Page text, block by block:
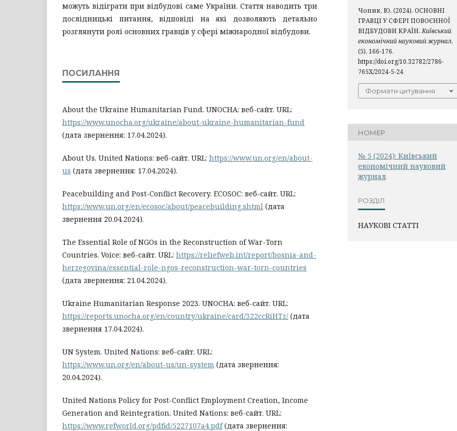
можуть відіграти при відбудові саме України. Стаття наводить три
дослідницькі питання, відповіді на які дозволяють детально
розглянути ролі основних гравців у сфері міжнародної відбудови.
ПОСИЛАННЯ
About the Ukraine Humanitarian Fund. UNOCHA: веб-сайт. URL:
https://www.unocha.org/ukraine/about-ukraine-humanitarian-fund
(дата звернення: 17.04.2024).
About Us. United Nations: веб-сайт. URL: https://www.un.org/en/about-
us (дата звернення: 17.04.2024).
Peacebuilding and Post-Conflict Recovery. ECOSOC: веб-сайт. URL:
https://www.un.org/en/ecosoc/about/peacebuilding.shtml (дата
звернення 20.04.2024).
The Essential Role of NGOs in the Reconstruction of War-Torn
Countries. Voice: веб-сайт. URL: https://reliefweb.int/report/bosnia-and-
herzegovina/essential-role-ngos-reconstruction-war-torn-countries
(дата звернення: 21.04.2024).
Ukraine Humanitarian Response 2023. UNOCHA: веб-сайт. URL:
https://reports.unocha.org/en/country/ukraine/card/322ccRiHTz/ (дата
звернення 17.04.2024).
UN System. United Nations: веб-сайт. URL:
https://www.un.org/en/about-us/un-system (дата звернення:
20.04.2024).
United Nations Policy for Post-Conflict Employment Creation, Income
Generation and Reintegration. United Nations: веб-сайт. URL:
https://www.refworld.org/pdfid/5227107a4.pdf(дата звернення:
Чопик, Ю. (2024). ОСНОВНІ
ГРАВЦІ У СФЕРІ ПОВОЄННОЇ
ВІДБУДОВИ КРАЇН. Київський
економічний науковий журнал,
(5), 166-176.
https://doi.org/10.32782/2786-
765X/2024-5-24
Формати цитування
НОМЕР
№ 5 (2024): Київський
економічний науковий
журнал
РОЗДІЛ
НАУКОВІ СТАТТІ